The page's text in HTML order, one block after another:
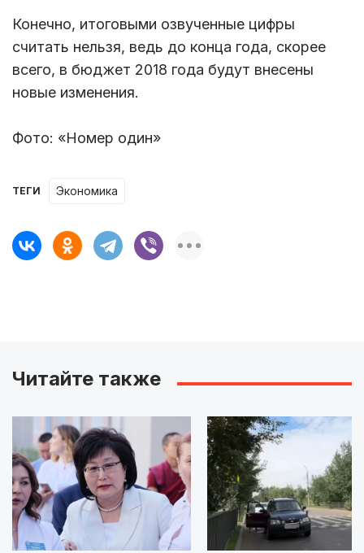
Конечно, итоговыми озвученные цифры
считать нельзя, ведь до конца года, скорее
всего, в бюджет 2018 года будут внесены
новые изменения.
Фото: «Номер один»
ТЕГИ Экономика
Читайте также